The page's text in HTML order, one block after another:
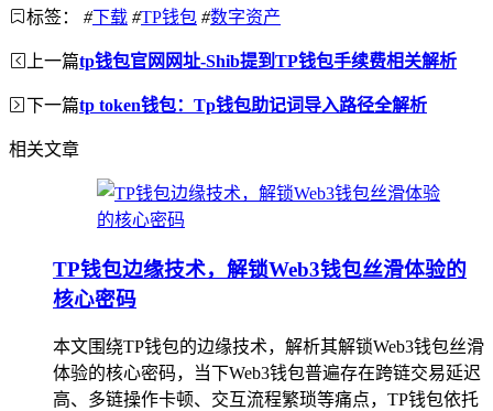
标签： #下载 #TP钱包 #数字资产
上一篇tp钱包官网网址-Shib提到TP钱包手续费相关解析
下一篇tp token钱包：Tp钱包助记词导入路径全解析
相关文章
TP钱包边缘技术，解锁Web3钱包丝滑体验的
核心密码
本文围绕TP钱包的边缘技术，解析其解锁Web3钱包丝滑
体验的核心密码，当下Web3钱包普遍存在跨链交易延迟
高、多链操作卡顿、交互流程繁琐等痛点，TP钱包依托